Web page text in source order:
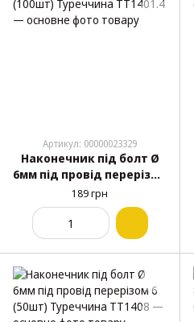
Артикул: 00000023329
Наконечник під болт Ø
6мм під провід перерізом
2.5 (100шт) Туреччина
TT1401.4
189 грн